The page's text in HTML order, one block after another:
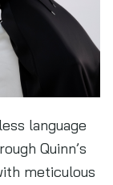
language
Quinn’s
meticulous